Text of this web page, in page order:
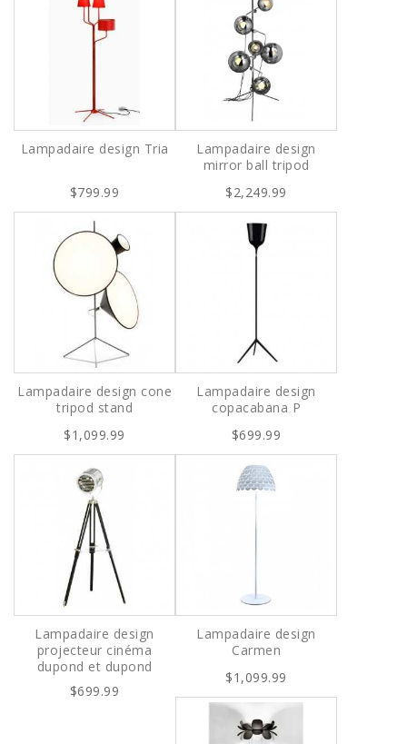
Lampadaire design Tria
$799.99
Lampadaire design
mirror ball tripod
$2,249.99
Lampadaire design cone
tripod stand
$1,099.99
Lampadaire design
copacabana P
$699.99
Lampadaire design
projecteur cinéma
dupond et dupond
$699.99
Lampadaire design
Carmen
$1,099.99